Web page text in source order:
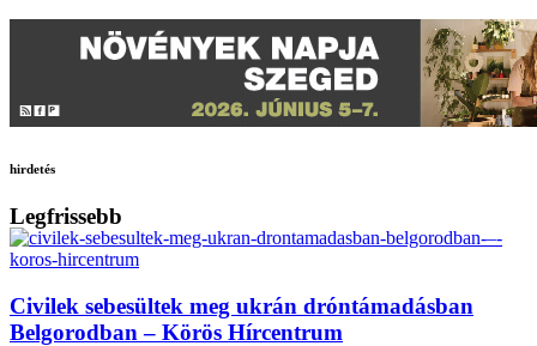
hirdetés
Legfrissebb
Civilek sebesültek meg ukrán dróntámadásban
Belgorodban – Körös Hírcentrum